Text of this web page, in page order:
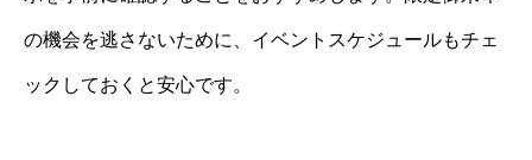
の機会を逃さないために、イベントスケジュールもチェ
ックしておくと安心です。